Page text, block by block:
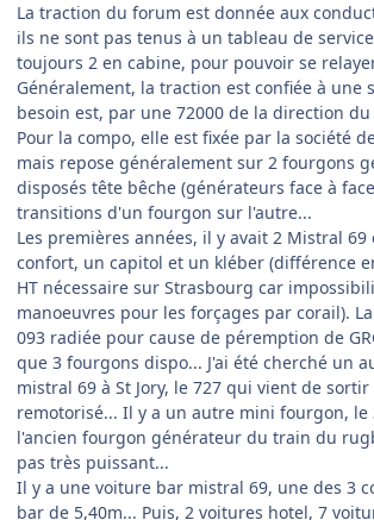
La traction du forum est donnée aux
ils ne sont pas tenus à un tableau de
toujours 2 en cabine, pour pouvoir se
Généralement, la traction est confiée à une
besoin est, par une 72000 de la direction
Pour la compo, elle est fixée par la société
mais repose généralement sur 2 fourgons
disposés tête bêche (générateurs face à
transitions d'un fourgon sur l'autre...
Les premières années, il y avait 2 Mistral 69
confort, un capitol et un kléber (différence
HT nécessaire sur Strasbourg car
manoeuvres pour les forçages par corail).
093 radiée pour cause de péremption de
que 3 fourgons dispo... J'ai été cherché un
mistral 69 à St Jory, le 727 qui vient de
remotorisé... Il y a un autre mini fourgon, le
l'ancien fourgon générateur du train du
pas très puissant...
Il y a une voiture bar mistral 69, une des 3
bar de 5,40m... Puis, 2 voitures hotel, 7